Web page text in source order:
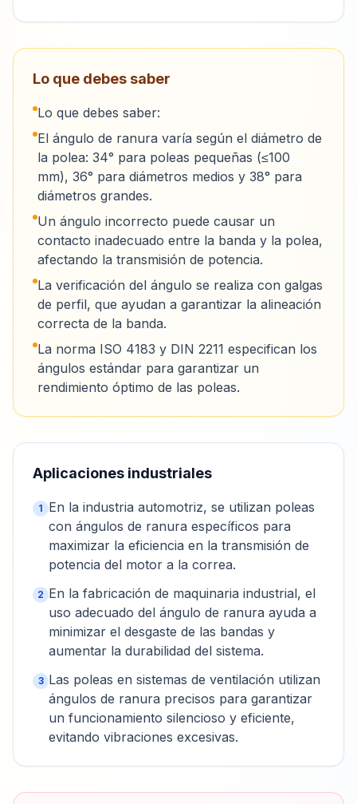
Lo que debes saber
Lo que debes saber:
El ángulo de ranura varía según el diámetro de
la polea: 34° para poleas pequeñas (≤100
mm), 36° para diámetros medios y 38° para
diámetros grandes.
Un ángulo incorrecto puede causar un
contacto inadecuado entre la banda y la polea,
afectando la transmisión de potencia.
La verificación del ángulo se realiza con galgas
de perfil, que ayudan a garantizar la alineación
correcta de la banda.
La norma ISO 4183 y DIN 2211 especifican los
ángulos estándar para garantizar un
rendimiento óptimo de las poleas.
Aplicaciones industriales
1 En la industria automotriz, se utilizan poleas
con ángulos de ranura específicos para
maximizar la eficiencia en la transmisión de
potencia del motor a la correa.
2 En la fabricación de maquinaria industrial, el
uso adecuado del ángulo de ranura ayuda a
minimizar el desgaste de las bandas y
aumentar la durabilidad del sistema.
3 Las poleas en sistemas de ventilación utilizan
ángulos de ranura precisos para garantizar
un funcionamiento silencioso y eficiente,
evitando vibraciones excesivas.